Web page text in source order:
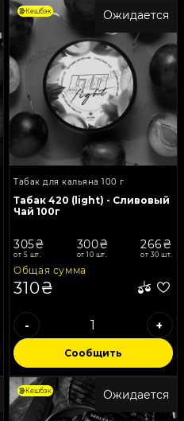
Ожидается
Кешбэк
Табак для кальяна 100 г
Табак 420 (light) - Сливовый
Чай 100г
305₴
от 5 шт.
300₴
от 10 шт.
266₴
от 30 шт.
Общая сумма
310₴
- +
Сообщить
Ожидается
Кешбэк